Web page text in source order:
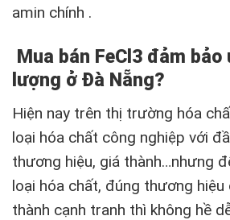
amin chính .
Mua bán FeCl3 đảm
lượng ở Đà Nẵng?
Hiện nay trên thị trường hóa
loại hóa chất công nghiệp với
thương hiệu, giá thành…nhưng
loại hóa chất, đúng thương hiệu
thành cạnh tranh thì không hề